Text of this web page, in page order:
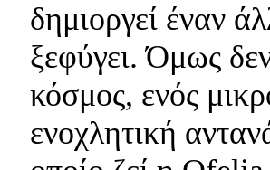
δημιοργεί έναν
ξεφύγει. Όμως
κόσμος, ενός
ενοχλητική